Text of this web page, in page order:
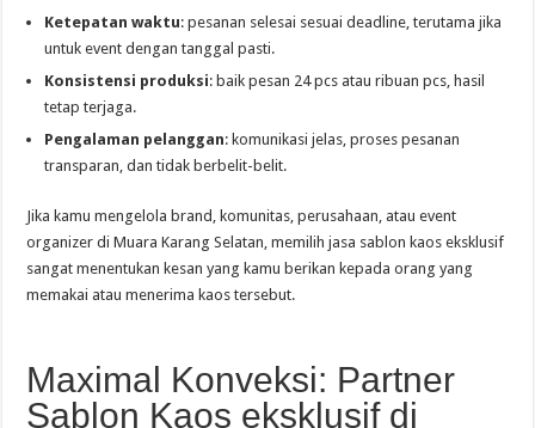
Ketepatan waktu: pesanan selesai sesuai deadline, terutama jika
untuk event dengan tanggal pasti.
Konsistensi produksi: baik pesan 24 pcs atau ribuan pcs, hasil
tetap terjaga.
Pengalaman pelanggan: komunikasi jelas, proses pesanan
transparan, dan tidak berbelit-belit.
Jika kamu mengelola brand, komunitas, perusahaan, atau event
organizer di Muara Karang Selatan, memilih jasa sablon kaos eksklusif
sangat menentukan kesan yang kamu berikan kepada orang yang
memakai atau menerima kaos tersebut.
Maximal Konveksi: Partner
Sablon Kaos eksklusif di